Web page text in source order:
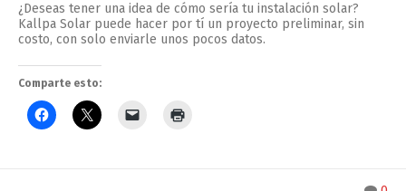
¿Deseas tener una idea de cómo sería tu instalación solar?
Kallpa Solar puede hacer por tí un proyecto preliminar, sin
costo, con solo enviarle unos pocos datos.
Comparte esto: